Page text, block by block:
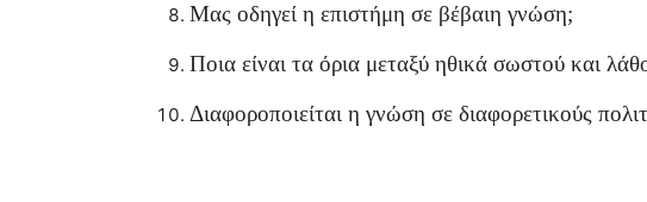
Μας οδηγεί η επιστήμη σε βέβαιη γνώση;
Ποια είναι τα όρια μεταξύ ηθικά σωστού και
Διαφοροποιείται η γνώση σε διαφορετικούς